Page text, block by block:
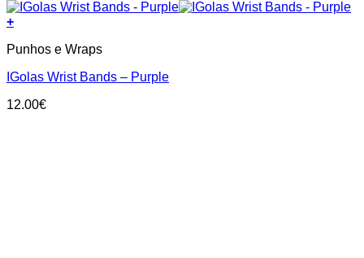
+
Punhos e Wraps
IGolas Wrist Bands – Purple
12.00€